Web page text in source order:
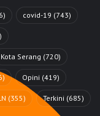
covid-19 (743)
Kota Serang (720)
Opini (419)
(355) Terkini (685)